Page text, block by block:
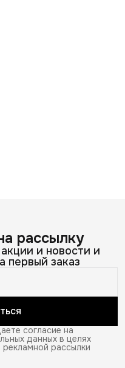
рассылку
и новости и
первый заказ
согласие на
данных в целях
рассылки